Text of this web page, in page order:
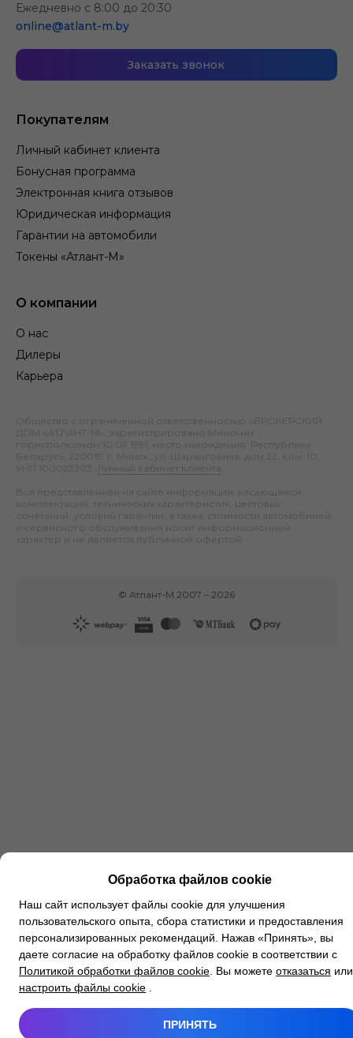
Покупателям
Личный кабинет клиента
Бонусная программа
Электронная книга отзывов
Юридическая информация
Гарантии на автомобили
Токены «Атлант-М»
О компании
О нас
Дилеры
Карьера
Ежедневно с 8:00 до 20:30
online@atlant-m.by
Заказать звонок
Общество с ограниченной ответственностью «БРОКЕРСКИЙ
ДОМ «АТЛАНТ-М», зарегистрировано Минским
горисполкомом 10.09.1991; место нахождения: Республика
Беларусь, 220019, г. Минск, ул. Шаранговича, дом 22, ком. 10;
УНП 100023303.
Личный кабинет клиента
Вся представленная на сайте информация, касающаяся
комплектаций, технических характеристик, цветовых
сочетаний, условий гарантии, а также стоимости автомобилей
и сервисного обслуживания носит информационный
характер и не является публичной офертой.
© Атлант-М 2007 – 2026
Обработка файлов cookie
Наш сайт использует файлы cookie для улучшения
пользовательского опыта, сбора статистики и предоставления
персонализированных рекомендаций. Нажав «Принять», вы
даете согласие на обработку файлов cookie в соответствии с
Политикой обработки файлов cookie . Вы можете отказаться или
настроить файлы cookie
ПРИНЯТЬ